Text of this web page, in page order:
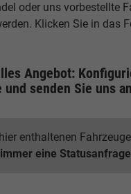
oder uns vorbestellte
Klicken Sie in das
Angebot:
und senden Sie uns
enthaltenen
eine